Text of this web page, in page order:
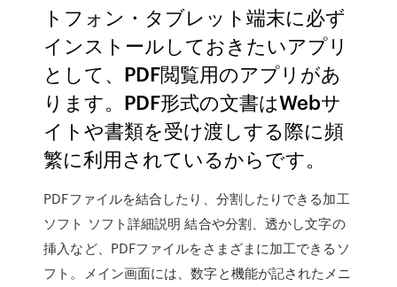
トフォン・タブレット端末に必ず
インストールしておきたいアプリ
として、PDF閲覧用のアプリがあ
ります。PDF形式の文書はWebサ
イトや書類を受け渡しする際に頻
繁に利用されているからです。
PDFファイルを結合したり、分割したりできる加工
ソフト ソフト詳細説明 結合や分割、透かし文字の
挿入など、PDFファイルをさまざまに加工できるソ
フト。メイン画面には、数字と機能が記されたメニ